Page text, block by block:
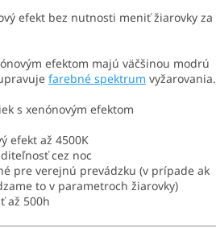
efekt bez nutnosti meniť žiarovky za
efektom majú väčšinou modrú
farebné spektrum vyžarovania.
s xenónovým efektom
efekt až 4500K
cez noc
pre verejnú prevádzku (v prípade ak
to v parametroch žiarovky)
až 500h